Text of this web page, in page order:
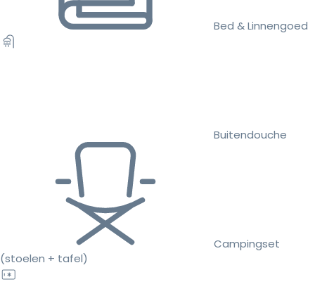
Bed & Linnengoed
Buitendouche
Campingset
(stoelen + tafel)